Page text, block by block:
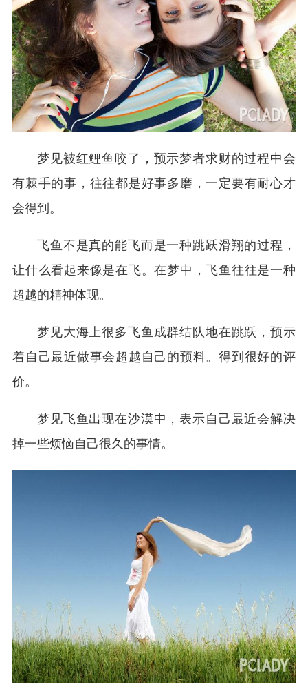
梦见被红鲤鱼咬了，预示梦者求财的过程中会
有棘手的事，往往都是好事多磨，一定要有耐心才
会得到。
飞鱼不是真的能飞而是一种跳跃滑翔的过程，
让什么看起来像是在飞。在梦中，飞鱼往往是一种
超越的精神体现。
梦见大海上很多飞鱼成群结队地在跳跃，预示
着自己最近做事会超越自己的预料。得到很好的评
价。
梦见飞鱼出现在沙漠中，表示自己最近会解决
掉一些烦恼自己很久的事情。